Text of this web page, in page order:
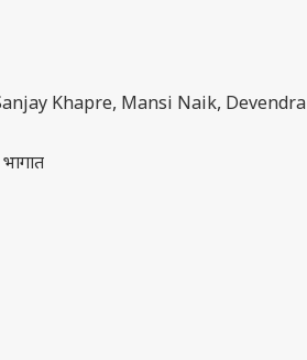
Khapre, Mansi Naik, Devendra